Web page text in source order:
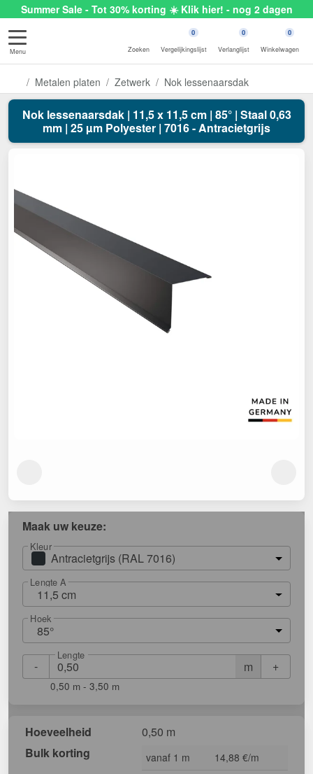
Summer Sale - Tot 30% korting ☀️ Klik hier! - nog 2 dagen
Menu Zoeken
0
Vergelijkingslijst
0
Verlanglijst
0
Winkelwagen
Metalen platen Zetwerk Nok lessenaarsdak
Nok lessenaarsdak | 11,5 x 11,5 cm | 85° | Staal 0,63
mm | 25 µm Polyester | 7016 - Antracietgrijs
Maak uw keuze:
Kleur
Antracietgrijs (RAL 7016)
Lengte A
11,5 cm
Hoek
85°
- m
Lengte
+
0,50 m - 3,50 m
Hoeveelheid
0,50 m
Bulk korting
vanaf 1 m
14,88 €/m